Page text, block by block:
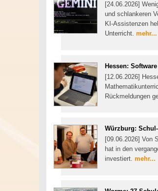
[24.06.2026]
und schlankeren
KI-Assistenzen
Unterricht. mehr...
Hessen:
[12.06.2026]
Rückmeldungen
Würzburg:
[09.06.2026] Von
hat in den
investiert. mehr...